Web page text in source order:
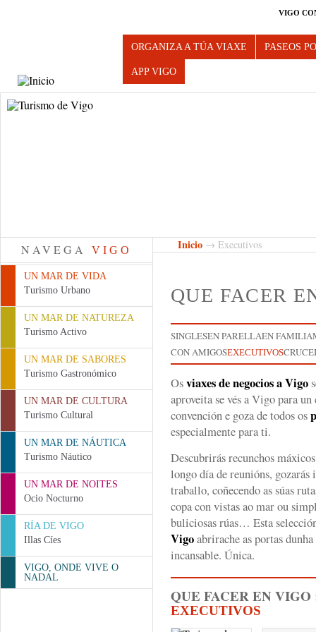
VIGO
Turismo de Vigo
ORGANIZA A TÚA VIAXE PASEOS
APP VIGO
NAVEGA VIGO
UN MAR DE VIDA
Turismo Urbano
UN MAR DE NATUREZA
Turismo Activo
UN MAR DE SABORES
Turismo Gastronómico
UN MAR DE CULTURA
Turismo Cultural
UN MAR DE NÁUTICA
Turismo Náutico
UN MAR DE NOITES
Ocio Nocturno
RÍA DE VIGO
Illas Cíes
VIGO, ONDE VIVE O
NADAL
Inicio → Executivos
QUE FACER
SINGLESEN PARELLAEN FAMILIA
CON AMIGOSEXECUTIVOS
Osviaxes de negocios a Vigo
aproveita se vés a Vigo para
convención e goza de todos os
especialmente para ti.
Descubrirás recunchos
longo día de reunións, gozarás
traballo, coñecendo as súas
copa con vistas ao mar ou
buliciosas rúas… Esta
Vigoabrirache as portas
incansable. Única.
QUE FACER EN
EXECUTIVOS